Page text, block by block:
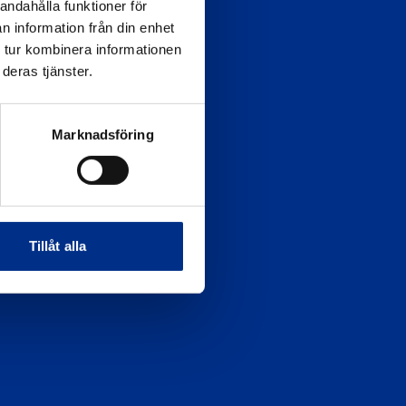
funktioner för
information från din enhet
kombinera informationen
tjänster.
Marknadsföring
Tillåt alla
Postadress
Svenska Båtunionen